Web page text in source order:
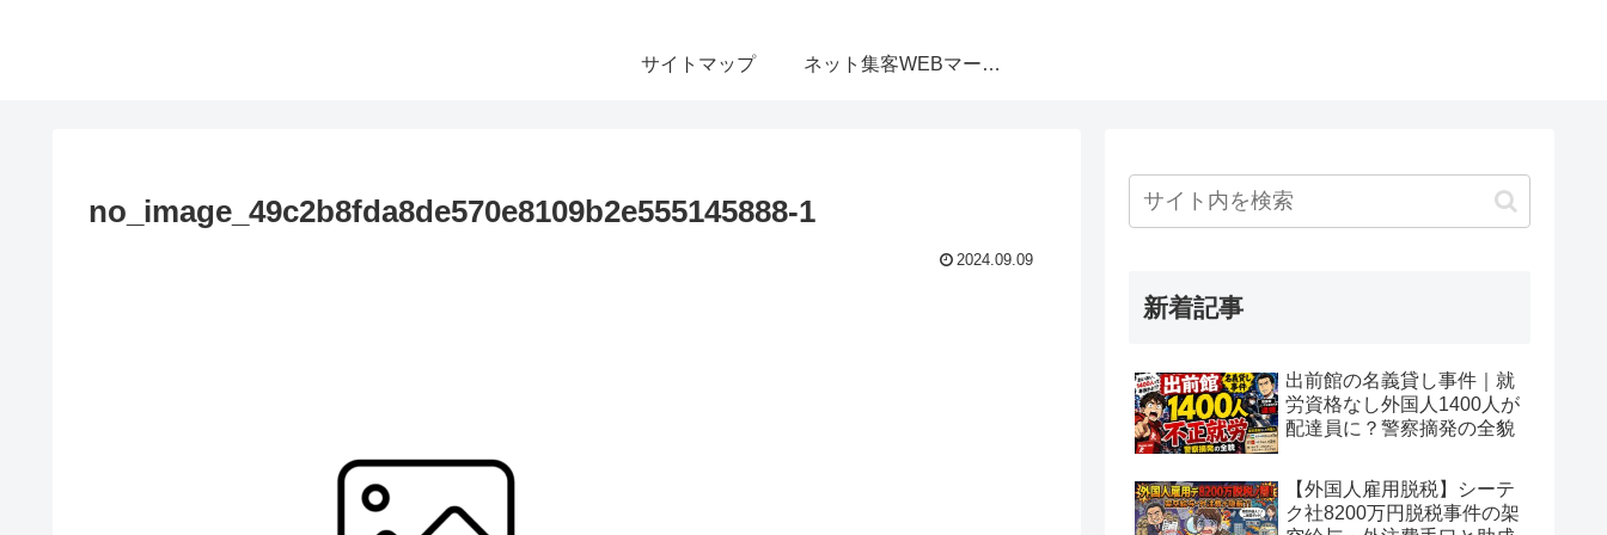
サイトマップ ネット集客WEBマーケティング無料相談室
no_image_49c2b8fda8de570e8109b2e555145888-1
2024.09.09
新着記事
出前館の名義貸し事件｜就
労資格なし外国人1400人が
配達員に？警察摘発の全貌
【外国人雇用脱税】シーテ
ク社8200万円脱税事件の架